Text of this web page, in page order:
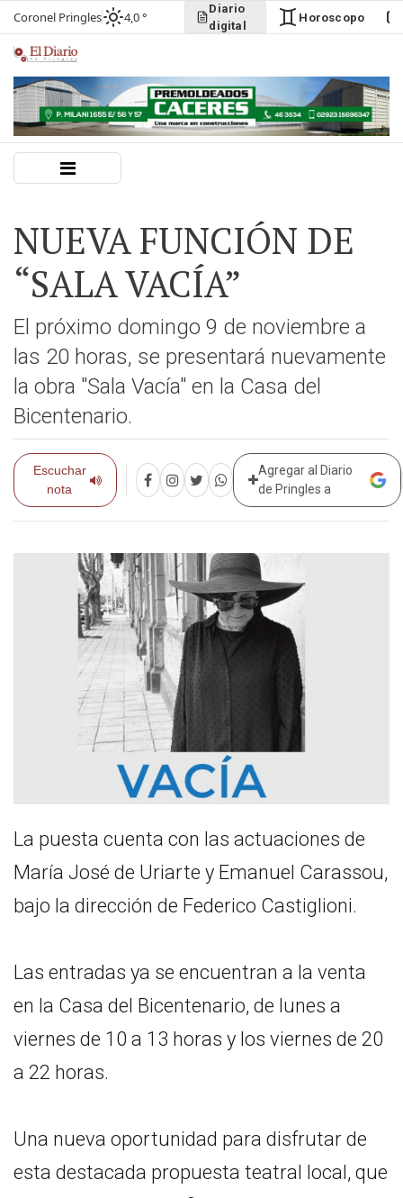
Coronel Pringles 4,0 °
Diario
digital
Horoscopo
NUEVA FUNCIÓN DE
“SALA VACÍA”
El próximo domingo 9 de noviembre a
las 20 horas, se presentará nuevamente
la obra "Sala Vacía" en la Casa del
Bicentenario.
Escuchar
nota
Agregar al Diario
de Pringles a
La puesta cuenta con las actuaciones de
María José de Uriarte y Emanuel Carassou,
bajo la dirección de Federico Castiglioni.
Las entradas ya se encuentran a la venta
en la Casa del Bicentenario, de lunes a
viernes de 10 a 13 horas y los viernes de 20
a 22 horas.
Una nueva oportunidad para disfrutar de
esta destacada propuesta teatral local, que